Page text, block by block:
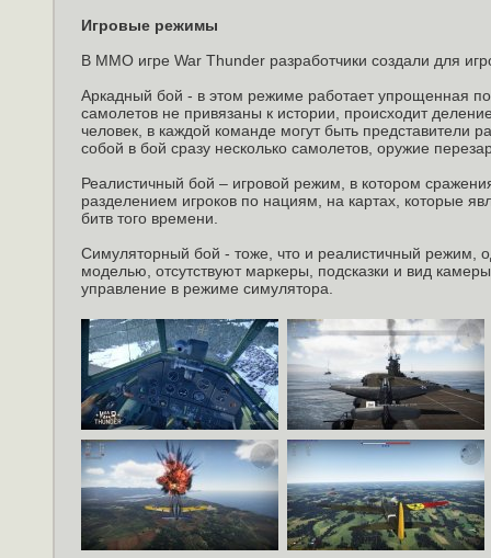
Игровые режимы
В MMO игре War Thunder разработчики создали для
Аркадный бой - в этом режиме работает упрощенная
самолетов не привязаны к истории, происходит
человек, в каждой команде могут быть представители
собой в бой сразу несколько самолетов, оружие
Реалистичный бой – игровой режим, в котором
разделением игроков по нациям, на картах, которые
битв того времени.
Симуляторный бой - тоже, что и реалистичный режим,
моделью, отсутствуют маркеры, подсказки и вид
управление в режиме симулятора.